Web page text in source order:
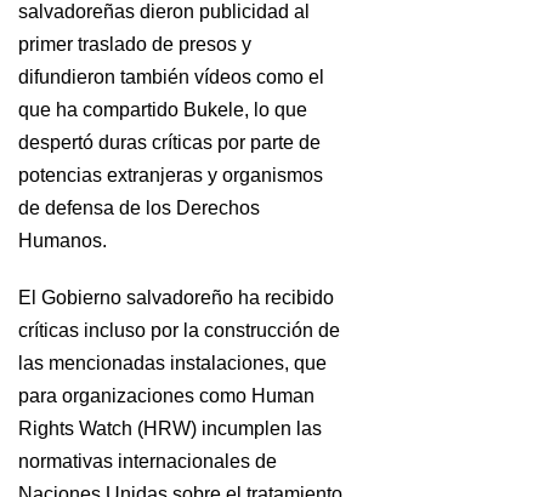
salvadoreñas dieron publicidad al
primer traslado de presos y
difundieron también vídeos como el
que ha compartido Bukele, lo que
despertó duras críticas por parte de
potencias extranjeras y organismos
de defensa de los Derechos
Humanos.
El Gobierno salvadoreño ha recibido
críticas incluso por la construcción de
las mencionadas instalaciones, que
para organizaciones como Human
Rights Watch (HRW) incumplen las
normativas internacionales de